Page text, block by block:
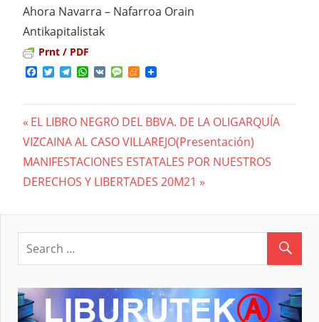
Ahora Navarra – Nafarroa Orain
Antikapitalistak
Prnt / PDF
Facebook
TwitterTelegram
WhatsApp
VK MessageMeneame
Navegación
de
Previous
Post:
EL LIBRO NEGRO DEL BBVA. DE LA OLIGARQUÍA
VIZCAINA AL CASO VILLAREJO(Presentación)
Next
Post:
MANIFESTACIONES ESTATALES POR NUESTROS
DERECHOS Y LIBERTADES 20M21